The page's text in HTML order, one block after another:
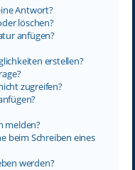
Antwort?
löschen?
anfügen?
erstellen?
zugreifen?
melden?
beim Schreiben eines
werden?